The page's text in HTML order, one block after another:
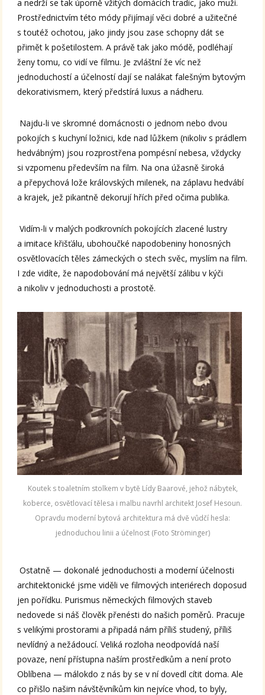
a nedrží se tak úporně vžitých domácích tradic, jako muži.
Prostřednictvím této módy přijímají věci dobré a užitečné
s toutéž ochotou, jako jindy jsou zase schopny dát se
přimět k pošetilostem. A právě tak jako módě, podléhají
ženy tomu, co vidí ve filmu. Je zvláštní že víc než
jednoduchostí a účelností dají se nalákat falešným bytovým
dekorativismem, který předstírá luxus a nádheru.
Najdu-li ve skromné domácnosti o jednom nebo dvou
pokojích s kuchyní ložnici, kde nad lůžkem (nikoliv s prádlem
hedvábným) jsou rozprostřena pompésní nebesa, vždycky
si vzpomenu především na film. Na ona úžasně široká
a přepychová lože královských milenek, na záplavu hedvábí
a krajek, jež pikantně dekorují hřích před očima publika.
Vidím-li v malých podkrovních pokojících zlacené lustry
a imitace křišťálu, ubohoučké napodobeniny honosných
osvětlovacích těles zámeckých o stech svěc, myslím na film.
I zde vidíte, že napodobování má největší zálibu v kýči
a nikoliv v jednoduchosti a prostotě.
Koutek s toaletním stolkem v bytě Lídy Baarové, jehož nábytek,
koberce, osvětlovací tělesa i malbu navrhl architekt Josef Hesoun.
Opravdu moderní bytová architektura má dvě vůdčí hesla:
jednoduchou linii a účelnost (Foto Ströminger)
Ostatně — dokonalé jednoduchosti a moderní účelnosti
architektonické jsme viděli ve filmových interiérech doposud
jen pořídku. Purismus německých filmových staveb
nedovede si náš člověk přenésti do našich poměrů. Pracuje
s velikými prostorami a připadá nám příliš studený, příliš
nevlídný a nežádoucí. Veliká rozloha neodpovídá naší
povaze, není přístupna naším prostředkům a není proto
Oblíbena — málokdo z nás by se v ní dovedl cítit doma. Ale
co přišlo našim návštěvníkům kin nejvíce vhod, to byly,